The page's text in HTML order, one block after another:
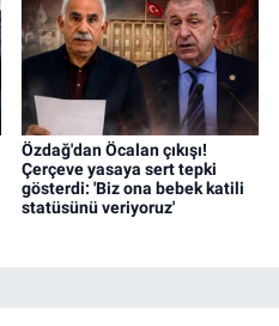
Özdağ'dan Öcalan çıkışı!
Çerçeve yasaya sert tepki
gösterdi: 'Biz ona bebek katili
statüsünü veriyoruz'